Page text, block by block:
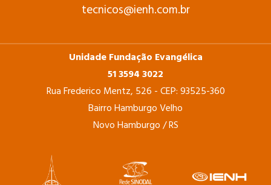
tecnicos@ienh.com.br
Unidade Fundação Evangélica
51 3594 3022
Rua Frederico Mentz, 526 - CEP: 93525-360
Bairro Hamburgo Velho
Novo Hamburgo / RS